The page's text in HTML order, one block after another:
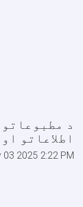
د
اطلاعاتو
03 2025 2:22 PM